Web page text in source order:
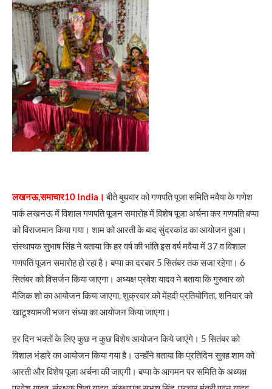
लखनऊ,समाचार10 India। बीते बुधवार को गणपति पूजा समिति मवैया के गणेश
पार्क लखनऊ में विशाल गणपति पूजन समारोह में विशेष पूजा अर्चना कर गणपति बप्पा
को विराजमान किया गया। शाम को आरती के बाद सुंदरकांड का आयोजन हुआ।
संस्थापक सुभाष सिंह ने बताया कि हर वर्ष की भांति इस वर्ष मवैया में 37 व विशाल
गणपति पूजन समारोह हो रहा है। बप्पा का दरबार 5 सितंबर तक सजा रहेगा। 6
सितंबर को विसर्जन किया जाएगा। अध्यक्ष प्रवेश यादव ने बताया कि गुरुवार को
मैजिक शो का आयोजन किया जाएगा, शुक्रवार को मेंहदी प्रतियोगिता, शनिवार को
खाटूश्यामजी भजन संध्या का आयोजन किया जाएगा।
हर दिन भक्तों के लिए कुछ न कुछ विशेष आयोजन किये जाएंगे। 5 सितंबर को
विशाल भंडारे का आयोजन किया गया है। उन्होंने बताया कि प्रतिदिन सुबह शाम को
आरती और विशेष पूजा अर्चना की जाएगी। बप्पा के आगमन पर समिति के अध्यक्ष